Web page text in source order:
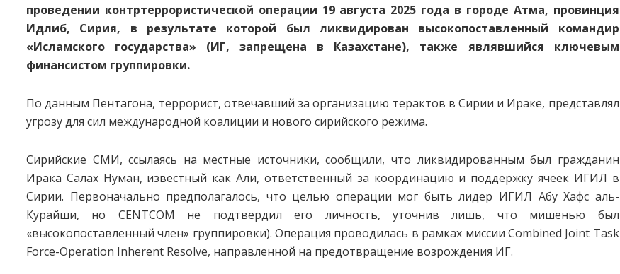
проведении контртеррористической операции 19 августа 2025 года в городе Атма, провинция
Идлиб, Сирия, в результате которой был ликвидирован высокопоставленный командир
«Исламского государства» (ИГ, запрещена в Казахстане), также являвшийся ключевым
финансистом группировки.
По данным Пентагона, террорист, отвечавший за организацию терактов в Сирии и Ираке, представлял
угрозу для сил международной коалиции и нового сирийского режима.
Сирийские СМИ, ссылаясь на местные источники, сообщили, что ликвидированным был гражданин
Ирака Салах Нуман, известный как Али, ответственный за координацию и поддержку ячеек ИГИЛ в
Сирии. Первоначально предполагалось, что целью операции мог быть лидер ИГИЛ Абу Хафс аль-
Курайши, но CENTCOM не подтвердил его личность, уточнив лишь, что мишенью был
«высокопоставленный член» группировки). Операция проводилась в рамках миссии Combined Joint Task
Force-Operation Inherent Resolve, направленной на предотвращение возрождения ИГ.